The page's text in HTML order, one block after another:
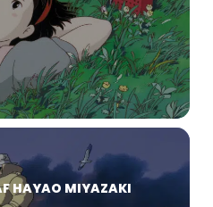
HAYAO MIYAZAKI